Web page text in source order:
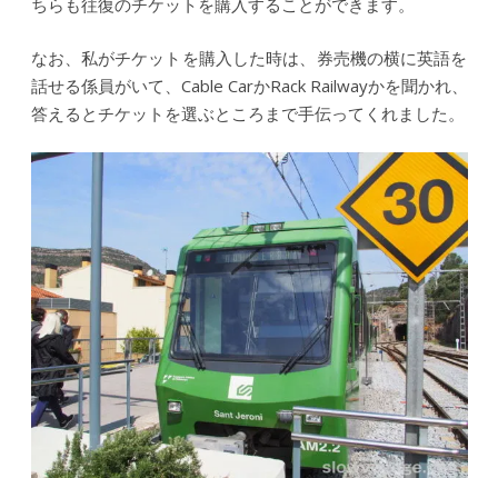
ちらも往復のチケットを購入することができます。
なお、私がチケットを購入した時は、券売機の横に英語を
話せる係員がいて、Cable CarかRack Railwayかを聞かれ、
答えるとチケットを選ぶところまで手伝ってくれました。